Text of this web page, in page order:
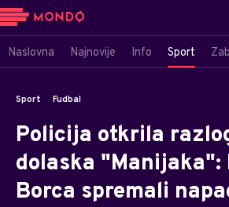
Naslovna Najnovije Info Sport
Sport Fudbal
Policija otkrila
dolaska "Manijaka":
Borca spremali